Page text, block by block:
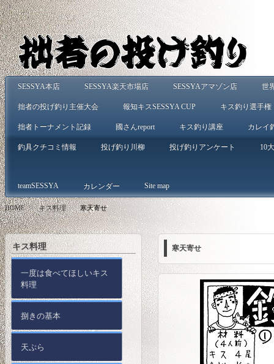
SESSYA本店 SESSYA楽天市場店 SESSYAアマゾン店 世
拙者の投げ釣り主催大会 報知キスSESSYA CUP キス釣り選手権
拙者トーナメント記録 國さんreport キス釣り講座 カレイ
釣具クチコミ情報 投げ釣り川柳 投げ釣りアンケート 10
teamSESSYA カレンダー Site map
HOME > キス料理 > 寒天寄せ
寒天寄せ
キス料理
一度は食べてほしいキス
料理
捌きの基本
天ぷら